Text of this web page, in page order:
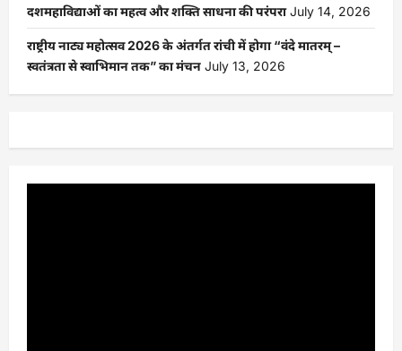
दशमहाविद्याओं का महत्व और शक्ति साधना की परंपरा July 14, 2026
राष्ट्रीय नाट्य महोत्सव 2026 के अंतर्गत रांची में होगा “वंदे मातरम् –
स्वतंत्रता से स्वाभिमान तक” का मंचन July 13, 2026